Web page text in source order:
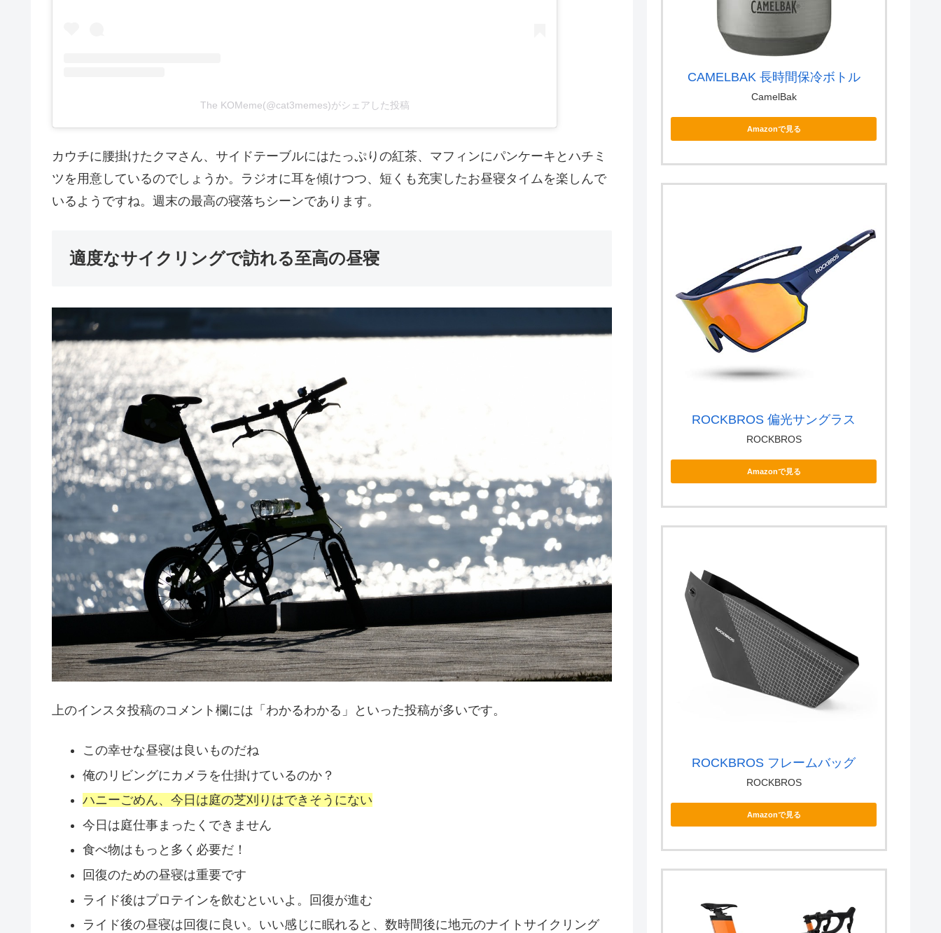
The KOMeme(@cat3memes)がシェアした投稿
カウチに腰掛けたクマさん、サイドテーブルにはたっぷりの紅茶、マフィンにパンケーキとハチミ
ツを用意しているのでしょうか。ラジオに耳を傾けつつ、短くも充実したお昼寝タイムを楽しんで
いるようですね。週末の最高の寝落ちシーンであります。
適度なサイクリングで訪れる至高の昼寝
上のインスタ投稿のコメント欄には「わかるわかる」といった投稿が多いです。
この幸せな昼寝は良いものだね
俺のリビングにカメラを仕掛けているのか？
ハニーごめん、今日は庭の芝刈りはできそうにない
今日は庭仕事まったくできません
食べ物はもっと多く必要だ！
回復のための昼寝は重要です
ライド後はプロテインを飲むといいよ。回復が進む
ライド後の昼寝は回復に良い。いい感じに眠れると、数時間後に地元のナイトサイクリング
CAMELBAK 長時間保冷ボトル
CamelBak
Amazonで見る
ROCKBROS 偏光サングラス
ROCKBROS
Amazonで見る
ROCKBROS フレームバッグ
ROCKBROS
Amazonで見る